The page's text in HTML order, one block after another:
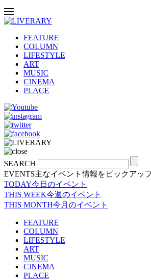
FEATURE
COLUMN
LIFESTYLE
ART
MUSIC
CINEMA
PLACE
SEARCH
EVENTS主なイベント情報をピックアッ
TODAY今日のイベント
THIS WEEK今週のイベント
THIS MONTH今月のイベント
FEATURE
COLUMN
LIFESTYLE
ART
MUSIC
CINEMA
PLACE